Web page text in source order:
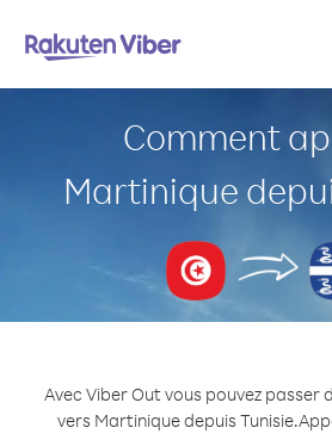
Comment
Martinique
Avec Viber Out vous pouvez passer
vers Martinique depuis Tunisie.